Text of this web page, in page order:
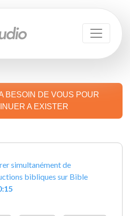
BESOIN DE VOUS POUR
A EXISTER
simultanément de
bibliques sur Bible